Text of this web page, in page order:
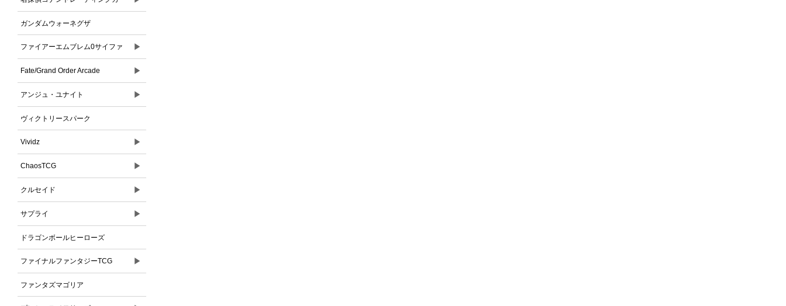
ドゲーム
ガンダムウォーネグザ
ファイアーエムブレム0サイファ ▶
Fate/Grand Order Arcade ▶
アンジュ・ユナイト ▶
ヴィクトリースパーク
Vividz ▶
ChaosTCG ▶
クルセイド ▶
サプライ ▶
ドラゴンボールヒーローズ
ファイナルファンタジーTCG ▶
ファンタズマゴリア